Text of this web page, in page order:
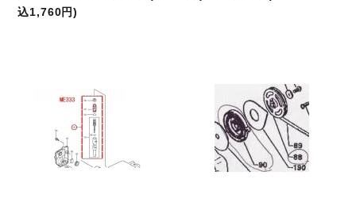
込1,760円)